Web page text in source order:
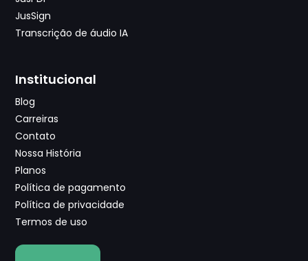
JusSign
Transcrição de áudio IA
Institucional
Blog
Carreiras
Contato
Nossa História
Planos
Política de pagamento
Política de privacidade
Termos de uso